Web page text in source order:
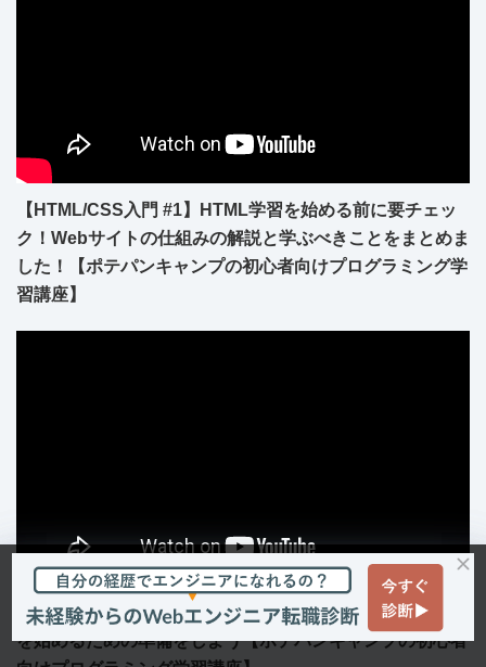
【HTML/CSS入門 #1】HTML学習を始める前に要チェッ
ク！Webサイトの仕組みの解説と学ぶべきことをまとめま
した！【ポテパンキャンプの初心者向けプログラミング学
習講座】
【JavaScript入門 #1】JavaScriptって何ができる？学習
を始めるための準備をしよう【ポテパンキャンプの初心者